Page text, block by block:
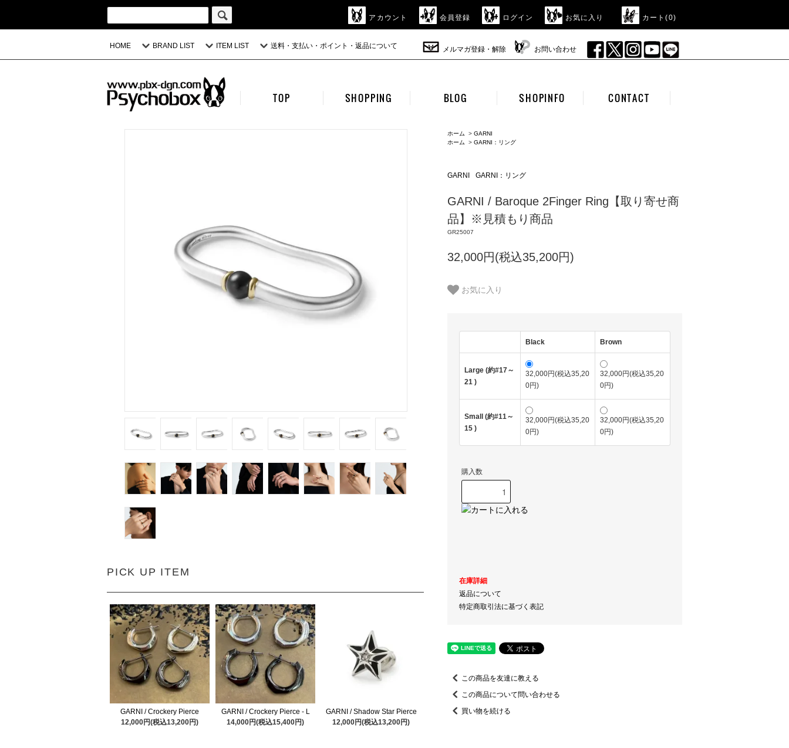
アカウント 会員登録 ログイン お気に入り カート(0)
HOME BRAND LIST ITEM LIST 送料・支払い・ポイント・返品について メルマガ登録・解除 お問い合わせ
TOP SHOPPING BLOG SHOPINFO CONTACT
PICK UP ITEM
GARNI / Crockery Pierce
12,000円(税込13,200円)
GARNI / Crockery Pierce - L
14,000円(税込15,400円)
GARNI / Shadow Star Pierce
12,000円(税込13,200円)
ホーム > GARNI
ホーム
> GARNI：リング
GARNI GARNI：リング
GARNI / Baroque 2Finger Ring【取り寄せ商
品】※見積もり商品
GR25007
32,000円(税込35,200円)
お気に入り
Black Brown
Large (約#17～
21 )
32,000円(税込35,20
0円)
32,000円(税込35,20
0円)
Small (約#11～
15 )
32,000円(税込35,20
0円)
32,000円(税込35,20
0円)
購入数
在庫詳細
返品について
特定商取引法に基づく表記
この商品を友達に教える
この商品について問い合わせる
買い物を続ける